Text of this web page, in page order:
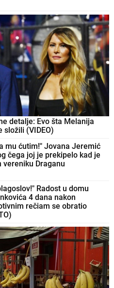
detalje: Evo šta Melanija
složili (VIDEO)
mu ćutim!" Jovana Jeremić
čega joj je prekipelo kad je
vereniku Draganu
Radost u domu
4 dana nakon
rečiam se obratio